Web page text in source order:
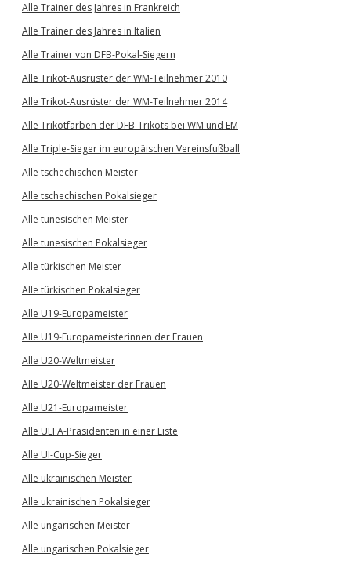
Alle Trainer des Jahres in Frankreich
Alle Trainer des Jahres in Italien
Alle Trainer von DFB-Pokal-Siegern
Alle Trikot-Ausrüster der WM-Teilnehmer 2010
Alle Trikot-Ausrüster der WM-Teilnehmer 2014
Alle Trikotfarben der DFB-Trikots bei WM und EM
Alle Triple-Sieger im europäischen Vereinsfußball
Alle tschechischen Meister
Alle tschechischen Pokalsieger
Alle tunesischen Meister
Alle tunesischen Pokalsieger
Alle türkischen Meister
Alle türkischen Pokalsieger
Alle U19-Europameister
Alle U19-Europameisterinnen der Frauen
Alle U20-Weltmeister
Alle U20-Weltmeister der Frauen
Alle U21-Europameister
Alle UEFA-Präsidenten in einer Liste
Alle UI-Cup-Sieger
Alle ukrainischen Meister
Alle ukrainischen Pokalsieger
Alle ungarischen Meister
Alle ungarischen Pokalsieger